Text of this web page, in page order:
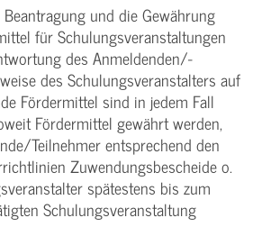
und die Gewährung
für Schulungs­veranstaltungen
des Anmeldenden/­
des Schulungs­veranstalters auf
Fördermittel sind in jedem Fall
Fördermittel gewährt werden,
­Teilnehmer entsprechend den
Zuwendungs­bescheide o.
spätestens bis zum
Schulungs­veranstaltung